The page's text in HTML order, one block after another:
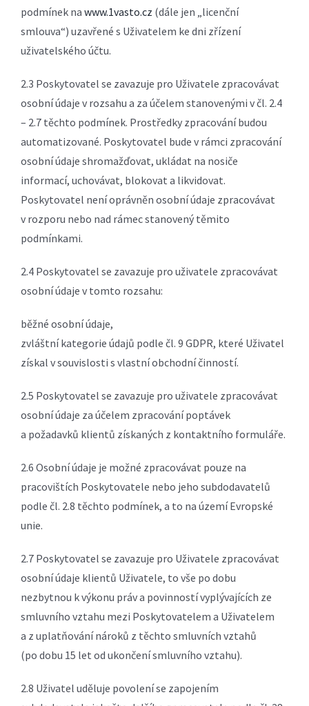
podmínek na www.1vasto.cz (dále jen „licenční
smlouva“) uzavřené s Uživatelem ke dni zřízení
uživatelského účtu.
2.3 Poskytovatel se zavazuje pro Uživatele zpracovávat
osobní údaje v rozsahu a za účelem stanovenými v čl. 2.4
– 2.7 těchto podmínek. Prostředky zpracování budou
automatizované. Poskytovatel bude v rámci zpracování
osobní údaje shromažďovat, ukládat na nosiče
informací, uchovávat, blokovat a likvidovat.
Poskytovatel není oprávněn osobní údaje zpracovávat
v rozporu nebo nad rámec stanovený těmito
podmínkami.
2.4 Poskytovatel se zavazuje pro uživatele zpracovávat
osobní údaje v tomto rozsahu:
běžné osobní údaje,
zvláštní kategorie údajů podle čl. 9 GDPR, které Uživatel
získal v souvislosti s vlastní obchodní činností.
2.5 Poskytovatel se zavazuje pro uživatele zpracovávat
osobní údaje za účelem zpracování poptávek
a požadavků klientů získaných z kontaktního formuláře.
2.6 Osobní údaje je možné zpracovávat pouze na
pracovištích Poskytovatele nebo jeho subdodavatelů
podle čl. 2.8 těchto podmínek, a to na území Evropské
unie.
2.7 Poskytovatel se zavazuje pro Uživatele zpracovávat
osobní údaje klientů Uživatele, to vše po dobu
nezbytnou k výkonu práv a povinností vyplývajících ze
smluvního vztahu mezi Poskytovatelem a Uživatelem
a z uplatňování nároků z těchto smluvních vztahů
(po dobu 15 let od ukončení smluvního vztahu).
2.8 Uživatel uděluje povolení se zapojením